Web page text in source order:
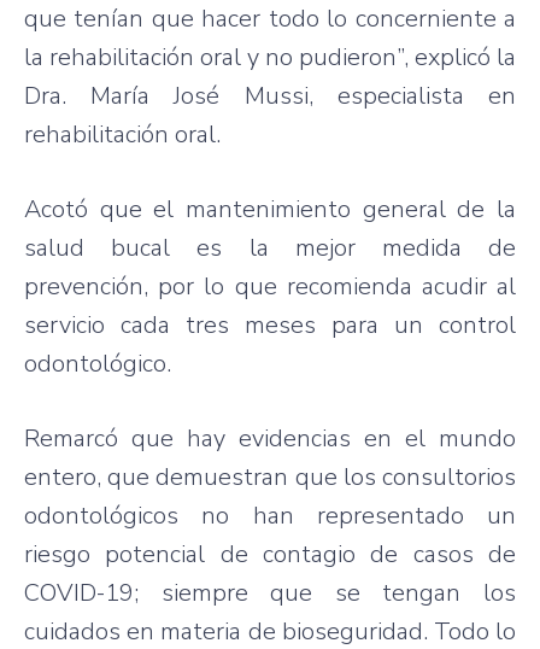
que tenían que hacer todo lo concerniente a
la rehabilitación oral y no pudieron”, explicó la
Dra. María José Mussi, especialista en
rehabilitación oral.
Acotó que el mantenimiento general de la
salud bucal es la mejor medida de
prevención, por lo que recomienda acudir al
servicio cada tres meses para un control
odontológico.
Remarcó que hay evidencias en el mundo
entero, que demuestran que los consultorios
odontológicos no han representado un
riesgo potencial de contagio de casos de
COVID-19; siempre que se tengan los
cuidados en materia de bioseguridad. Todo lo